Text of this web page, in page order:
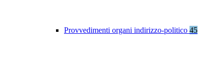
Provvedimenti organi indirizzo-politico 45